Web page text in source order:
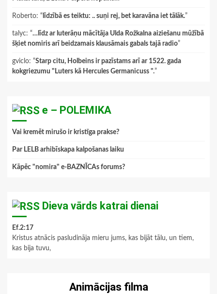
Roberto: “ līdzībā es teiktu: .. suņi rej, bet karavāna iet tālāk.”
talyc: “…līdz ar luterāņu mācītāja Ulda Rožkalna aiziešanu mūžībā
šķiet nomiris arī beidzamais klausāmais gabals tajā radio”
gviclo: “Starp citu, Holbeins ir pazīstams arī ar 1522. gada
kokgriezumu "Luters kā Hercules Germanicuss ".”
e – POLEMIKA
Vai kremēt mirušo ir kristīga prakse?
Par LELB arhibīskapa kalpošanas laiku
Kāpēc "nomira" e-BAZNĪCAs forums?
Dieva vārds katrai dienai
Ef.2:17
Kristus atnācis pasludināja mieru jums, kas bijāt tālu, un tiem,
kas bija tuvu,
Animācijas filma